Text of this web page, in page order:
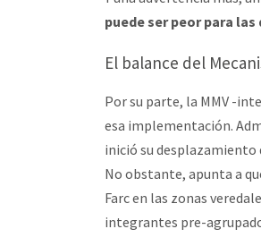
puede ser peor para
El balance del
Por su parte, la MMV -
esa implementación.
inició su desplazamiento
No obstante, apunta a
Farc en las zonas
integrantes pre-